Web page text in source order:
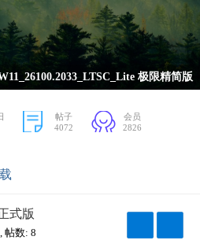
极限精简版
帖子
4072
会员
2826
式版
, 帖数: 8